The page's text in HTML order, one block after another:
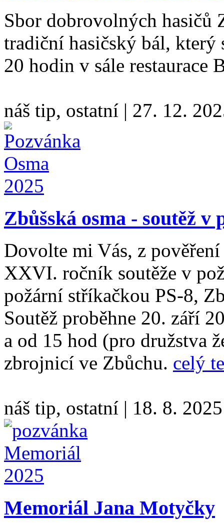
Sbor dobrovolných hasičů
tradiční hasičský bál, který
20 hodin v sále restaurace
náš tip, ostatní | 27. 12.
Zbůšská osma - soutěž
Dovolte mi Vás, z
XXVI. ročník soutěže v
požární stříkačkou PS-8,
Soutěž proběhne 20. září
a od 15 hod (pro družstva
zbrojnicí ve Zbůchu. celý
náš tip, ostatní | 18. 8. 2025
Memoriál Jana Motyčky